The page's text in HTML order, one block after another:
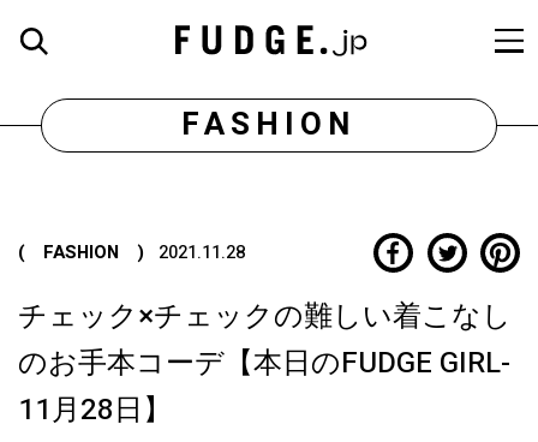
FASHION
( FASHION ) 2021.11.28
チェック×チェックの難しい着こなし
のお手本コーデ【本日のFUDGE GIRL-
11月28日】